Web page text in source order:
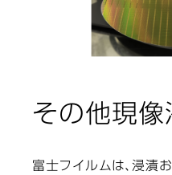
その他現像
富士フイルムは、浸漬